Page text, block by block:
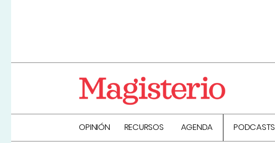
OPINIÓN RECURSOS AGENDA PODCASTS